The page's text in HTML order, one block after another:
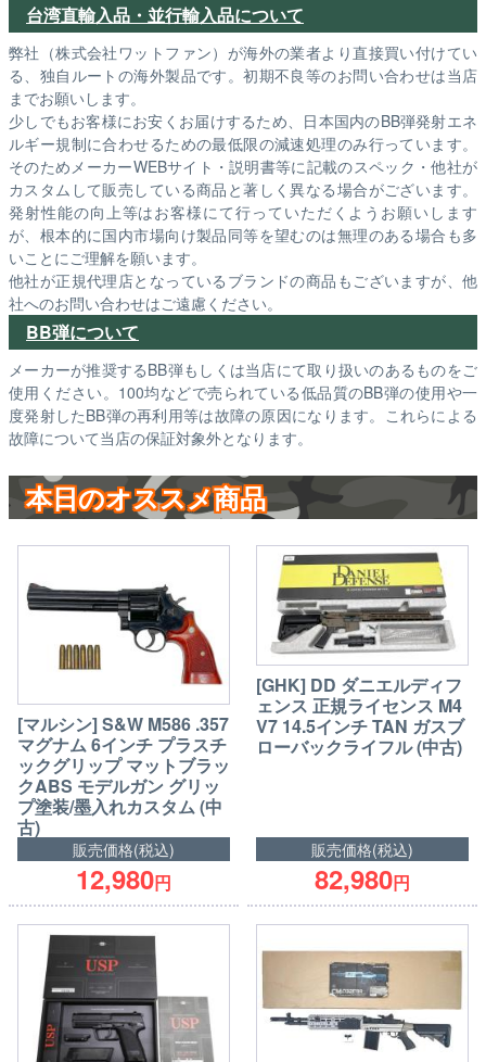
台湾直輸入品・並行輸入品について
弊社（株式会社ワットファン）が海外の業者より直接買い付けてい
る、独自ルートの海外製品です。初期不良等のお問い合わせは当店
までお願いします。
少しでもお客様にお安くお届けするため、日本国内のBB弾発射エネ
ルギー規制に合わせるための最低限の減速処理のみ行っています。
そのためメーカーWEBサイト・説明書等に記載のスペック・他社が
カスタムして販売している商品と著しく異なる場合がございます。
発射性能の向上等はお客様にて行っていただくようお願いします
が、根本的に国内市場向け製品同等を望むのは無理のある場合も多
いことにご理解を願います。
他社が正規代理店となっているブランドの商品もございますが、他
社へのお問い合わせはご遠慮ください。
BB弾について
メーカーが推奨するBB弾もしくは当店にて取り扱いのあるものをご
使用ください。100均などで売られている低品質のBB弾の使用や一
度発射したBB弾の再利用等は故障の原因になります。これらによる
故障について当店の保証対象外となります。
本日のオススメ商品
[マルシン] S&W M586 .357
マグナム 6インチ プラスチ
ックグリップ マットブラッ
クABS モデルガン グリッ
プ塗装/墨入れカスタム (中
古)
販売価格(税込)
12,980円
[GHK] DD ダニエルディフ
ェンス 正規ライセンス M4
V7 14.5インチ TAN ガスブ
ローバックライフル (中古)
販売価格(税込)
82,980円